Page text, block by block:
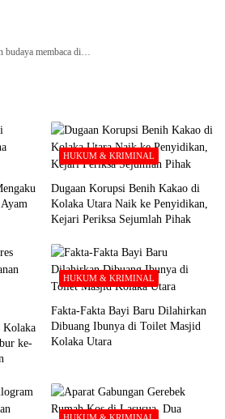
membaca di…
HUKUM & KRIMINAL
Dugaan Korupsi Benih Kakao di
Kolaka Utara Naik ke Penyidikan,
Kejari Periksa Sejumlah Pihak
Kolaka
ke-
HUKUM & KRIMINAL
Fakta-Fakta Bayi Baru Dilahirkan
Dibuang Ibunya di Toilet Masjid
Kolaka Utara